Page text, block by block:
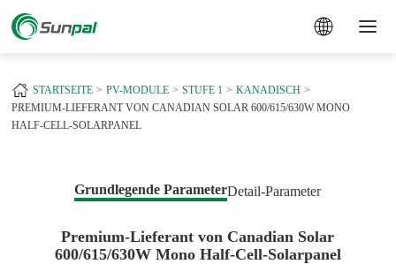
STARTSEITE PV-MODULE STUFE 1
KANADISCH
PREMIUM-LIEFERANT VON CANADIAN SOLAR 600/615/630W MONO
HALF-CELL-SOLARPANEL
Grundlegende ParameterDetail-Parameter
Premium-Lieferant von Canadian Solar
600/615/630W Mono Half-Cell-Solarpanel